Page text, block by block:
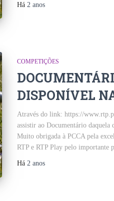
Há 2 anos
COMPETIÇÕES
DISPONÍVEL
Através do link: https://
assistir ao Documentário daquela
Muito obrigada à PCCA pela
RTP e RTP Play pelo importante
Há 2 anos